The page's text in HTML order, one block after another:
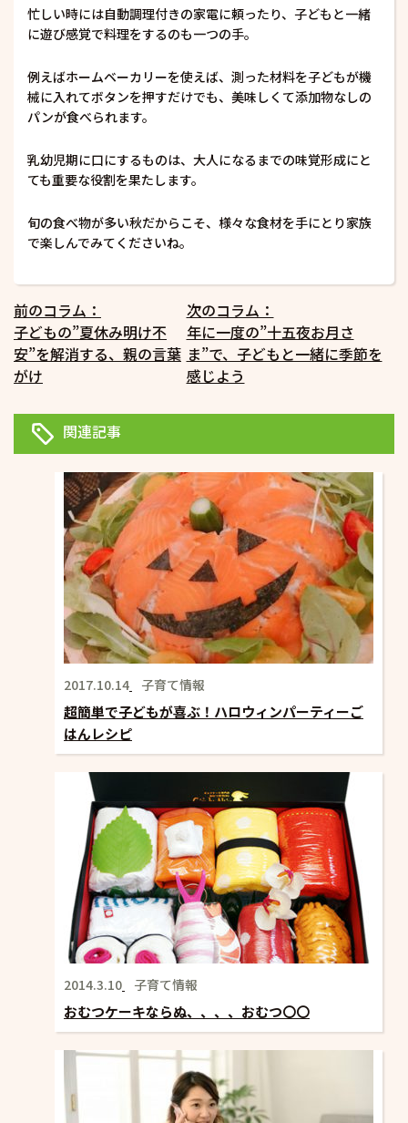
忙しい時には自動調理付きの家電に頼ったり、子どもと一緒
に遊び感覚で料理をするのも一つの手。
例えばホームベーカリーを使えば、測った材料を子どもが機
械に入れてボタンを押すだけでも、美味しくて添加物なしの
パンが食べられます。
乳幼児期に口にするものは、大人になるまでの味覚形成にと
ても重要な役割を果たします。
旬の食べ物が多い秋だからこそ、様々な食材を手にとり家族
で楽しんでみてくださいね。
投
稿
ナ
ビ
ゲ
ー
前のコラム：
子どもの”夏休み明け不
安”を解消する、親の言葉
がけ
次のコラム：
年に一度の”十五夜お月さ
ま”で、子どもと一緒に季節を
感じよう
関連記事
2017.10.14 子育て情報
超簡単で子どもが喜ぶ！ハロウィンパーティーご
はんレシピ
2014.3.10 子育て情報
おむつケーキならぬ、、、、おむつ〇〇